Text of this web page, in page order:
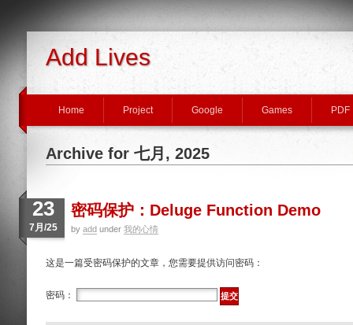
Add Lives
Home Project Google Games PDF
Archive for 七月, 2025
23
7月/25
密码保护：Deluge Function Demo
by add under 我的心情
这是一篇受密码保护的文章，您需要提供访问密码：
密码：